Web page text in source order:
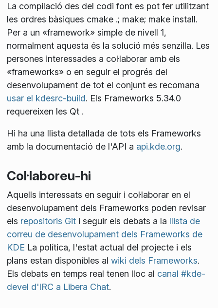
La compilació des del codi font es pot fer utilitzant
les ordres bàsiques cmake .; make; make install.
Per a un «framework» simple de nivell 1,
normalment aquesta és la solució més senzilla. Les
persones interessades a col·laborar amb els
«frameworks» o en seguir el progrés del
desenvolupament de tot el conjunt es recomana
usar el kdesrc-build. Els Frameworks 5.34.0
requereixen les Qt .
Hi ha una llista detallada de tots els Frameworks
amb la documentació de l'API a api.kde.org.
Col·laboreu-hi
Aquells interessats en seguir i col·laborar en el
desenvolupament dels Frameworks poden revisar
els repositoris Giti seguir els debats a la llista de
correu de desenvolupament dels Frameworks de
KDE La política, l'estat actual del projecte i els
plans estan disponibles al wiki dels Frameworks.
Els debats en temps real tenen lloc al canal #kde-
devel d'IRC a Libera Chat.